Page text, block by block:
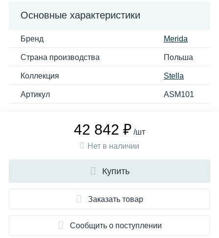
Основные характеристики
Бренд Merida
Страна производства Польша
Коллекция Stella
Артикул ASM101
42 842 ₽ /шт
Нет в наличии
Купить
Заказать товар
Сообщить о поступлении